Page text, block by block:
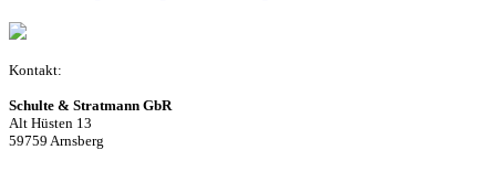
Kontakt:
Schulte & Stratmann GbR
Alt Hüsten 13
59759 Arnsberg